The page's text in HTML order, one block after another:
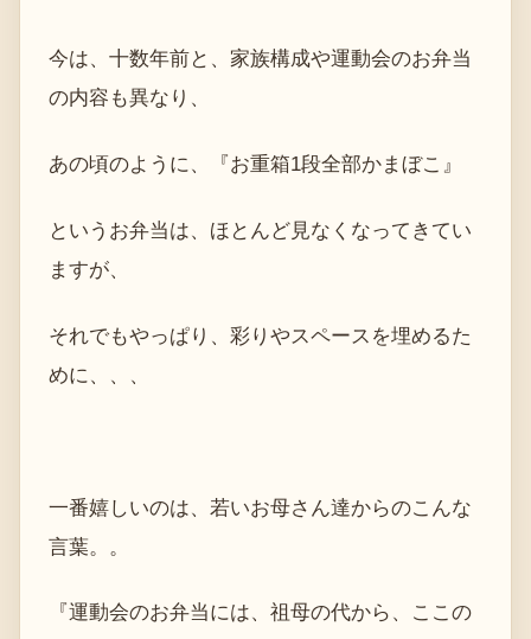
今は、十数年前と、家族構成や運動会のお弁当
の内容も異なり、
あの頃のように、『お重箱1段全部かまぼこ』
というお弁当は、ほとんど見なくなってきてい
ますが、
それでもやっぱり、彩りやスペースを埋めるた
めに、、、
一番嬉しいのは、若いお母さん達からのこんな
言葉。。
『運動会のお弁当には、祖母の代から、ここの